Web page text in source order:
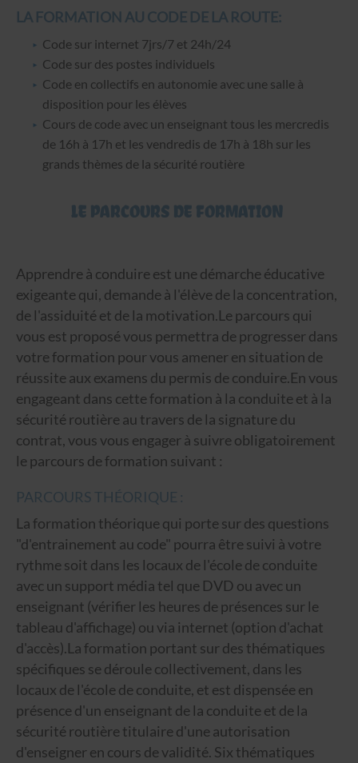
LA FORMATION AU CODE DE LA ROUTE:
Code sur internet 7jrs/7 et 24h/24
Code sur des postes individuels
Code en collectifs en autonomie avec une salle à
disposition pour les élèves
Cours de code avec un enseignant tous les mercredis
de 16h à 17h et les vendredis de 17h à 18h sur les
grands thèmes de la sécurité routière
LE PARCOURS DE FORMATION
Apprendre à conduire est une démarche éducative
exigeante qui, demande à l'élève de la concentration,
de l'assiduité et de la motivation.Le parcours qui
vous est proposé vous permettra de progresser dans
votre formation pour vous amener en situation de
réussite aux examens du permis de conduire.En vous
engageant dans cette formation à la conduite et à la
sécurité routière au travers de la signature du
contrat, vous vous engager à suivre obligatoirement
le parcours de formation suivant :
PARCOURS THÉORIQUE :
La formation théorique qui porte sur des questions
"d'entrainement au code" pourra être suivi à votre
rythme soit dans les locaux de l'école de conduite
avec un support média tel que DVD ou avec un
enseignant (vérifier les heures de présences sur le
tableau d'affichage) ou via internet (option d'achat
d'accès).La formation portant sur des thématiques
spécifiques se déroule collectivement, dans les
locaux de l'école de conduite, et est dispensée en
présence d'un enseignant de la conduite et de la
sécurité routière titulaire d'une autorisation
d'enseigner en cours de validité. Six thématiques